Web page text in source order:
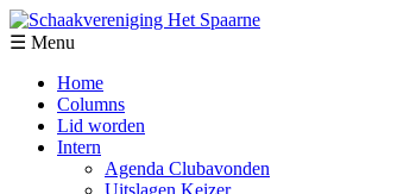
☰ Menu
Home
Columns
Lid worden
Intern
Agenda Clubavonden
Uitslagen Keizer